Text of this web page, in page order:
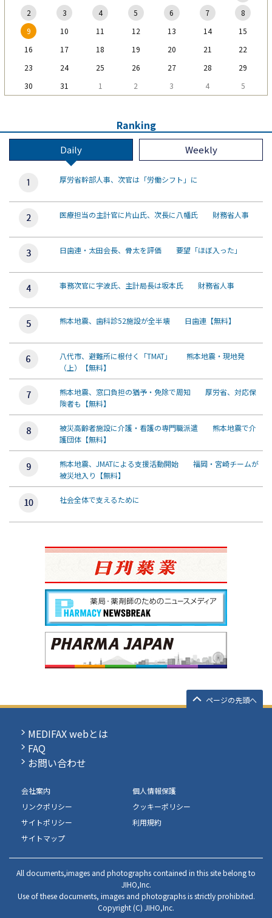
2
3 4 5 6 7
8
9
10 11 12 13 14
15
16
17 18 19 20 21
22
23
24 25 26 27 28
29
30
31 1 2 3 4 5
Ranking
Daily Weekly
厚労省幹部人事、次官は「労働シフト」に
医療担当の主計官に片山氏、次長に八幡氏 財務省人事
日歯連・太田会長、骨太を評価 要望「ほぼ入った」
事務次官に宇波氏、主計局長は坂本氏 財務省人事
熊本地震、歯科診52施設が全半壊 日歯連【無料】
八代市、避難所に根付く「TMAT」 熊本地震・現地発
（上）【無料】
熊本地震、窓口負担の猶予・免除で周知 厚労省、対応保
険者も【無料】
被災高齢者施設に介護・看護の専門職派遣 熊本地震で介
護団体【無料】
熊本地震、JMATによる支援活動開始 福岡・宮崎チームが
被災地入り【無料】
社会全体で支えるために
ページの先頭へ
MEDIFAX webとは
FAQ
お問い合わせ
会社案内
個人情報保護
リンクポリシー
クッキーポリシー
サイトポリシー
利用規約
サイトマップ
All documents,images and photographs contained in this site belong to
JIHO,Inc.
Use of these documents, images and photographs is strictly prohibited.
Copyright (C) JIHO,Inc.